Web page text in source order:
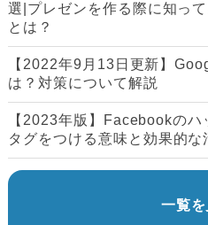
選|プレゼンを作る際に知っ
とは？
【2022年9月13日更新】
は？対策について解説
【2023年版】Facebookのハ
タグをつける意味と効果的な
一覧を